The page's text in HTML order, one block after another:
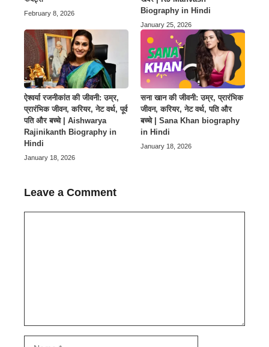
February 8, 2026
Biography in Hindi
January 25, 2026
ऐश्वर्या रजनीकांत की जीवनी: उम्र,
प्रारंभिक जीवन, करियर, नेट वर्थ, पूर्व
पति और बच्चे | Aishwarya
Rajinikanth Biography in
Hindi
January 18, 2026
सना खान की जीवनी: उम्र, प्रारंभिक
जीवन, करियर, नेट वर्थ, पति और
बच्चे | Sana Khan biography
in Hindi
January 18, 2026
Leave a Comment